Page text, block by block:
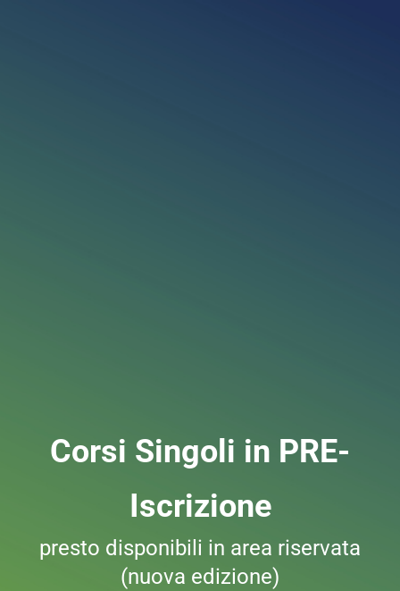
Corsi Singoli in PRE-
Iscrizione
presto disponibili in area riservata
(nuova edizione)